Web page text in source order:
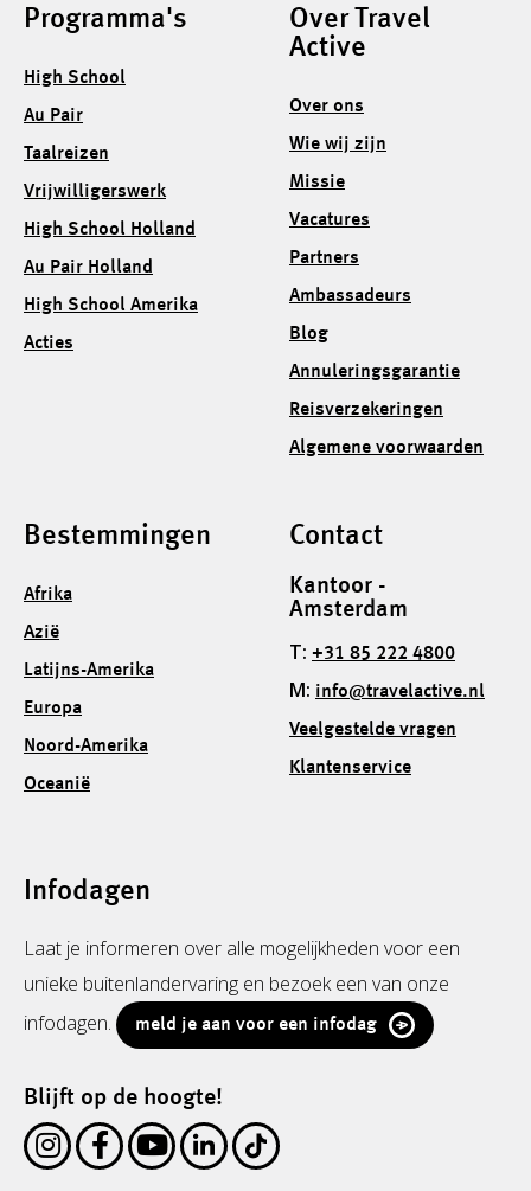
Programma's
High School
Au Pair
Taalreizen
Vrijwilligerswerk
High School Holland
Au Pair Holland
High School Amerika
Acties
Over Travel
Active
Over ons
Wie wij zijn
Missie
Vacatures
Partners
Ambassadeurs
Blog
Annuleringsgarantie
Reisverzekeringen
Algemene voorwaarden
Bestemmingen
Afrika
Azië
Latijns-Amerika
Europa
Noord-Amerika
Oceanië
Contact
Kantoor -
Amsterdam
T: +31 85 222 4800
M: info@travelactive.nl
Veelgestelde vragen
Klantenservice
Infodagen
Laat je informeren over alle mogelijkheden voor een
unieke buitenlandervaring en bezoek een van onze
infodagen.
meld je aan voor een infodag
Blijft op de hoogte!